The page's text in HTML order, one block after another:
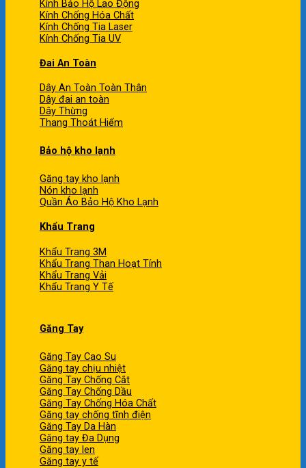
Kính Bảo Hộ Lao Động
Kính Chống Hóa Chất
Kính Chống Tia Laser
Kính Chống Tia UV
Đai An Toàn
Dây An Toàn Toàn Thân
Dây đai an toàn
Dây Thừng
Thang Thoát Hiểm
Bảo hộ kho lạnh
Găng tay kho lạnh
Nón kho lạnh
Quần Áo Bảo Hộ Kho Lạnh
Khẩu Trang
Khẩu Trang 3M
Khẩu Trang Than Hoạt Tính
Khẩu Trang Vải
Khẩu Trang Y Tế
Găng Tay
Găng Tay Cao Su
Găng tay chịu nhiệt
Găng Tay Chống Cắt
Găng Tay Chống Dầu
Găng Tay Chống Hóa Chất
Găng tay chống tĩnh điện
Găng Tay Da Hàn
Găng tay Đa Dụng
Găng tay len
Găng tay y tế